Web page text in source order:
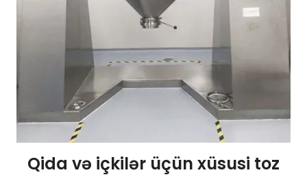
Qida və içkilər üçün xüsusi toz